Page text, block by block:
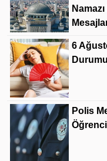
6
Durumu
Polis